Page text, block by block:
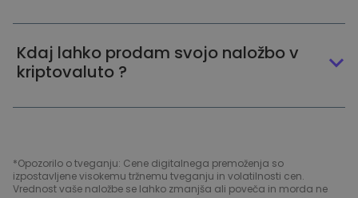
Kdaj lahko prodam svojo naložbo v
kriptovaluto ?
*Opozorilo o tveganju: Cene digitalnega premoženja so
izpostavljene visokemu tržnemu tveganju in volatilnosti cen.
Vrednost vaše naložbe se lahko zmanjša ali poveča in morda ne